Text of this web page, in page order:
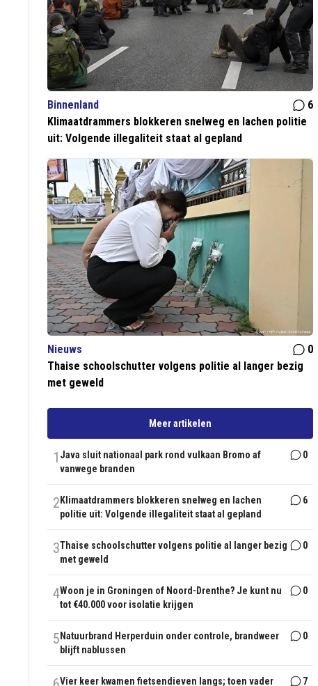
Binnenland
6
Klimaatdrammers blokkeren snelweg en lachen politie
uit: Volgende illegaliteit staat al gepland
Nieuws
0
Thaise schoolschutter volgens politie al langer bezig
met geweld
Meer artikelen
1 Java sluit nationaal park rond vulkaan Bromo af
vanwege branden
0
2 Klimaatdrammers blokkeren snelweg en lachen
politie uit: Volgende illegaliteit staat al gepland
6
3Thaise schoolschutter volgens politie al langer bezig
met geweld
0
4Woon je in Groningen of Noord-Drenthe? Je kunt nu
tot €40.000 voor isolatie krijgen
0
5 Natuurbrand Herperduin onder controle, brandweer
blijft nablussen
0
Vier keer kwamen fietsendieven langs; toen vader
7